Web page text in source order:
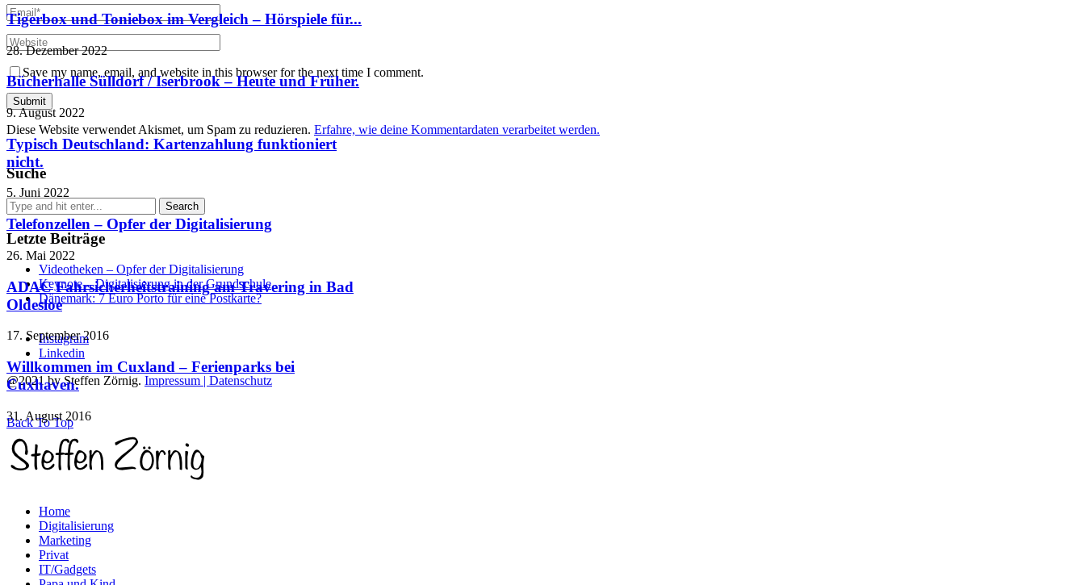
Tigerbox und Toniebox im Vergleich – Hörspiele für...
28. Dezember 2022
Bücherhalle Sülldorf / Iserbrook – Heute und Früher.
9. August 2022
Typisch Deutschland: Kartenzahlung funktioniert
nicht.
5. Juni 2022
Telefonzellen – Opfer der Digitalisierung
26. Mai 2022
ADAC Fahrsicherheitstraining am Travering in Bad
Oldesloe
17. September 2016
Willkommen im Cuxland – Ferienparks bei
Cuxhaven.
31. August 2016
Save my name, email, and website in this browser for the next time I comment.
Diese Website verwendet Akismet, um Spam zu reduzieren. Erfahre, wie deine Kommentardaten verarbeitet werden.
Suche
Letzte Beiträge
Videotheken – Opfer der Digitalisierung
Keynote – Digitalisierung in der Grundschule
Dänemark: 7 Euro Porto für eine Postkarte?
Instagram
Linkedin
@2021 by Steffen Zörnig. Impressum | Datenschutz
Back To Top
Home
Digitalisierung
Marketing
Privat
IT/Gadgets